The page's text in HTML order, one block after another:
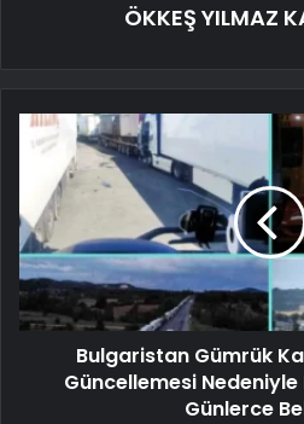
ÖKKEŞ YILMAZ
Bulgaristan Gümrük
Güncellemesi
Günlerce